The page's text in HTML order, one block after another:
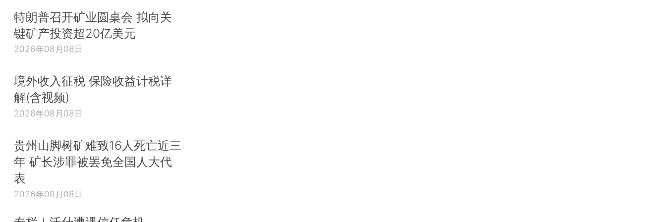
特朗普召开矿业圆桌会 拟向关
键矿产投资超20亿美元
2026年08月08日
境外收入征税 保险收益计税详
解(含视频)
2026年08月08日
贵州山脚树矿难致16人死亡近三
年 矿长涉罪被罢免全国人大代
表
2026年08月08日